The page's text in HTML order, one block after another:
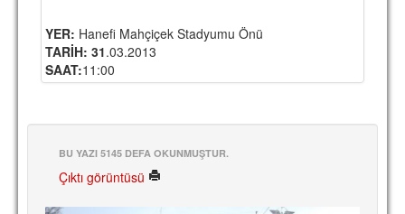
SPOR TESİSLERİ
PERSONEL
YER: Hanefi Mahçiçek Stadyumu Önü
TARİH: 31.03.2013
SAAT:11:00
BU YAZI 5145 DEFA OKUNMUŞTUR.
Çıktı görüntüsü